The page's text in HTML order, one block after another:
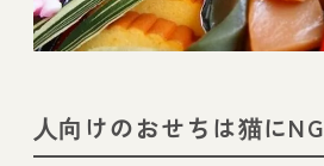
人向けのおせちは猫にNG